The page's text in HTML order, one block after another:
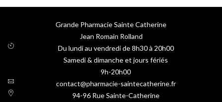
Grande Pharmacie Sainte Catherine
Jean Romain Rolland
Du lundi au vendredi de 8h30 à 20h00
Samedi & dimanche et jours fériés
9h-20h00
contact@pharmacie-saintecatherine.fr
94-96 Rue Sainte-Catherine